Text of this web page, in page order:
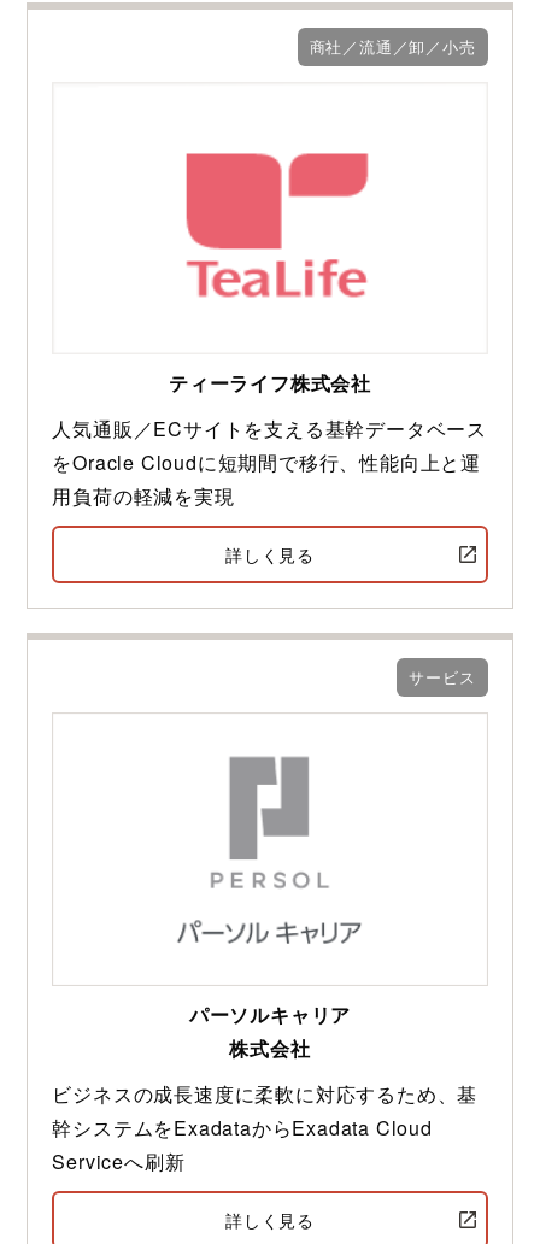
商社／流通／卸／小売
ティーライフ株式会社
人気通販／ECサイトを支える基幹データベース
をOracle Cloudに短期間で移行、性能向上と運
用負荷の軽減を実現
詳しく見る
サービス
パーソルキャリア
株式会社
ビジネスの成長速度に柔軟に対応するため、基
幹システムをExadataからExadata Cloud
Serviceへ刷新
詳しく見る